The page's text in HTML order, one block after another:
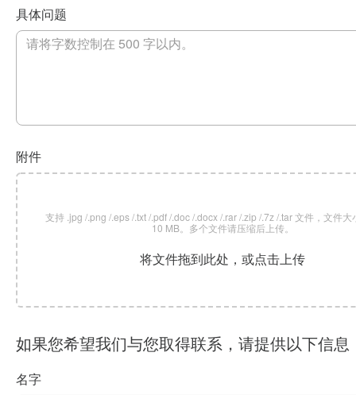
具体问题
附件
支持 .jpg /.png /.eps /.txt /.pdf /.doc /.docx /.rar /.zip /.7z /.tar 文件，文件大
10 MB。多个文件请压缩后上传。
将文件拖到此处，或点击上传
如果您希望我们与您取得联系，请提供以下信息
名字